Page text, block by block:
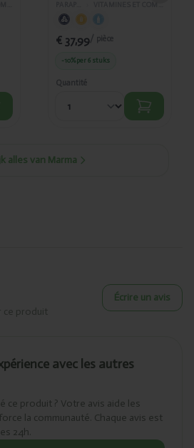
€ 37,99/ pièce
-10%per 6 stuks
Quantité
alles van Marma
ce produit
Écrire un avis
avec les autres
ce produit ? Votre avis aide les
la communauté. Chaque avis est
24h.